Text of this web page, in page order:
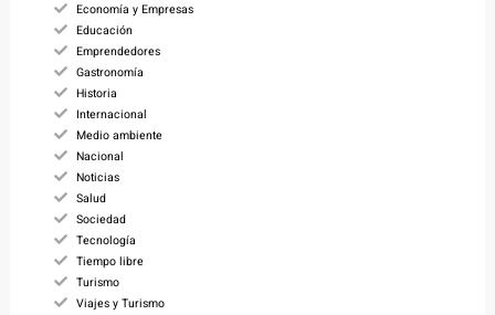
Economía y Empresas
Educación
Emprendedores
Gastronomía
Historia
Internacional
Medio ambiente
Nacional
Noticias
Salud
Sociedad
Tecnología
Tiempo libre
Turismo
Viajes y Turismo